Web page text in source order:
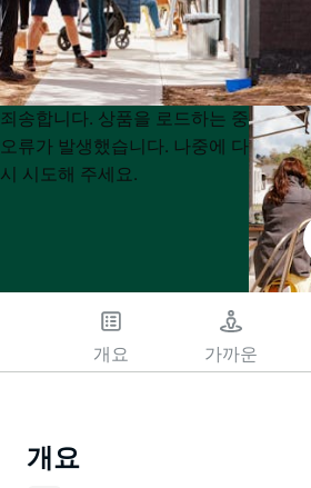
Product
List
Product
List
죄송합니다. 상품을 로드하는 중
오류가 발생했습니다. 나중에 다
시 시도해 주세요.
개요 가까운
개요